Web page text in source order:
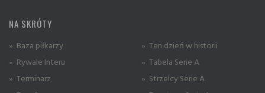
NA SKRÓTY
» Baza piłkarzy
» Rywale Interu
» Terminarz
» Ten dzień w historii
» Tabela Serie A
» Strzelcy Serie A